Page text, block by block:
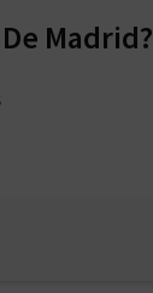
Madrid?